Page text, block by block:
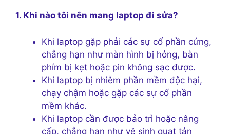
1. Khi nào tôi nên mang laptop đi sửa?
Khi laptop gặp phải các sự cố phần cứng,
chẳng hạn như màn hình bị hỏng, bàn
phím bị kẹt hoặc pin không sạc được.
Khi laptop bị nhiễm phần mềm độc hại,
chạy chậm hoặc gặp các sự cố phần
mềm khác.
Khi laptop cần được bảo trì hoặc nâng
cấp, chẳng hạn như vệ sinh quạt tản